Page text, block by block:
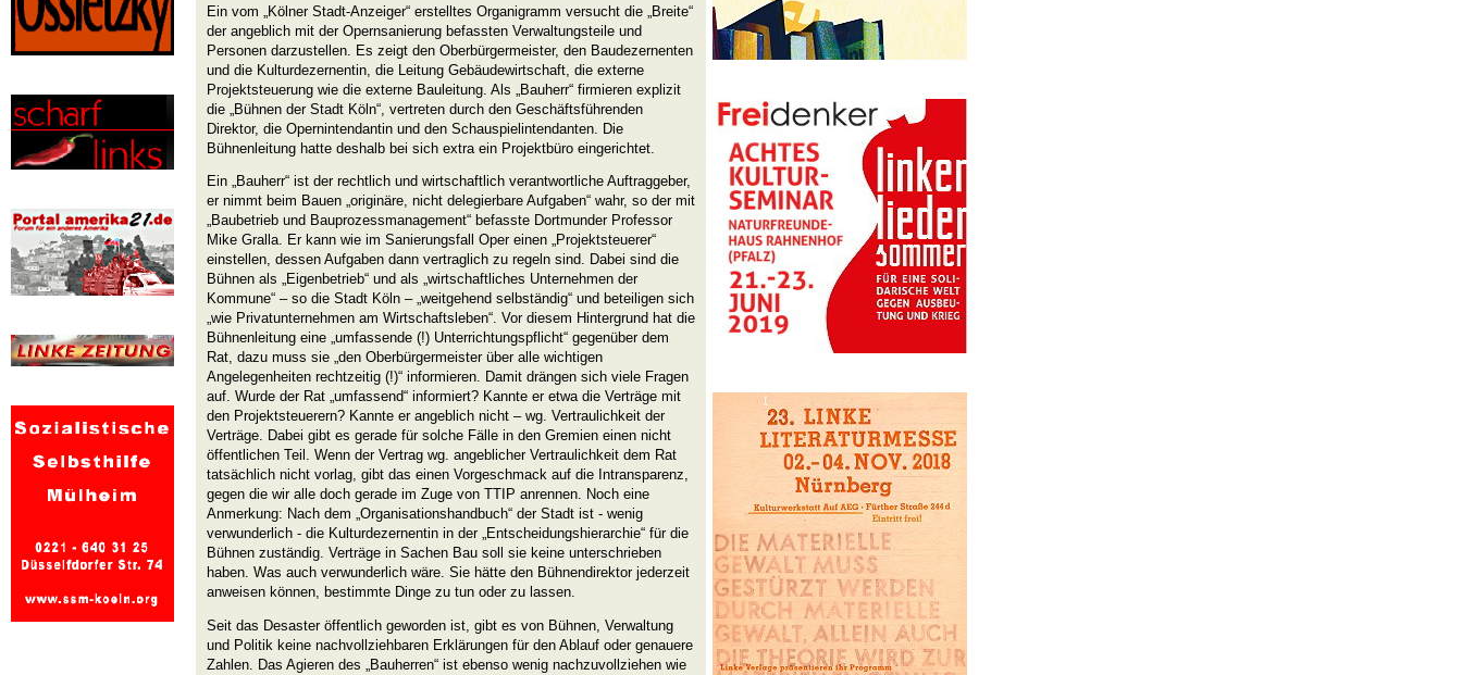
Ein vom „Kölner Stadt-Anzeiger“ erstelltes Organigramm versucht die „Breite“
der angeblich mit der Opernsanierung befassten Verwaltungsteile und
Personen darzustellen. Es zeigt den Oberbürgermeister, den Baudezernenten
und die Kulturdezernentin, die Leitung Gebäudewirtschaft, die externe
Projektsteuerung wie die externe Bauleitung. Als „Bauherr“ firmieren explizit
die „Bühnen der Stadt Köln“, vertreten durch den Geschäftsführenden
Direktor, die Opernintendantin und den Schauspielintendanten. Die
Bühnenleitung hatte deshalb bei sich extra ein Projektbüro eingerichtet.
Ein „Bauherr“ ist der rechtlich und wirtschaftlich verantwortliche Auftraggeber,
er nimmt beim Bauen „originäre, nicht delegierbare Aufgaben“ wahr, so der mit
„Baubetrieb und Bauprozessmanagement“ befasste Dortmunder Professor
Mike Gralla. Er kann wie im Sanierungsfall Oper einen „Projektsteuerer“
einstellen, dessen Aufgaben dann vertraglich zu regeln sind. Dabei sind die
Bühnen als „Eigenbetrieb“ und als „wirtschaftliches Unternehmen der
Kommune“ – so die Stadt Köln – „weitgehend selbständig“ und beteiligen sich
„wie Privatunternehmen am Wirtschaftsleben“. Vor diesem Hintergrund hat die
Bühnenleitung eine „umfassende (!) Unterrichtungspflicht“ gegenüber dem
Rat, dazu muss sie „den Oberbürgermeister über alle wichtigen
Angelegenheiten rechtzeitig (!)“ informieren. Damit drängen sich viele Fragen
auf. Wurde der Rat „umfassend“ informiert? Kannte er etwa die Verträge mit
den Projektsteuerern? Kannte er angeblich nicht – wg. Vertraulichkeit der
Verträge. Dabei gibt es gerade für solche Fälle in den Gremien einen nicht
öffentlichen Teil. Wenn der Vertrag wg. angeblicher Vertraulichkeit dem Rat
tatsächlich nicht vorlag, gibt das einen Vorgeschmack auf die Intransparenz,
gegen die wir alle doch gerade im Zuge von TTIP anrennen. Noch eine
Anmerkung: Nach dem „Organisationshandbuch“ der Stadt ist - wenig
verwunderlich - die Kulturdezernentin in der „Entscheidungshierarchie“ für die
Bühnen zuständig. Verträge in Sachen Bau soll sie keine unterschrieben
haben. Was auch verwunderlich wäre. Sie hätte den Bühnendirektor jederzeit
anweisen können, bestimmte Dinge zu tun oder zu lassen.
Seit das Desaster öffentlich geworden ist, gibt es von Bühnen, Verwaltung
und Politik keine nachvollziehbaren Erklärungen für den Ablauf oder genauere
Zahlen. Das Agieren des „Bauherren“ ist ebenso wenig nachzuvollziehen wie